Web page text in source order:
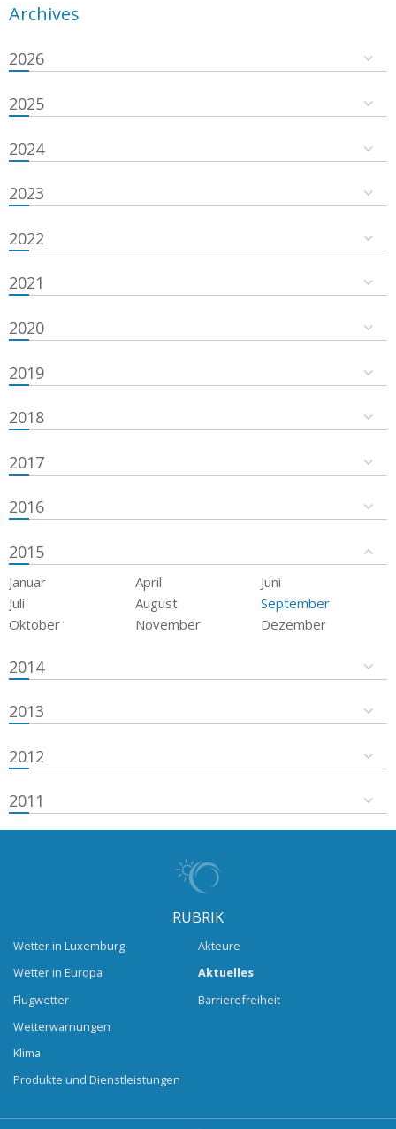
Archives
2026
2025
2024
2023
2022
2021
2020
2019
2018
2017
2016
2015
Januar April
Juni
Juli
August
September
Oktober
November Dezember
2014
2013
2012
2011
RUBRIK
Wetter in Luxemburg
Wetter in Europa
Flugwetter
Wetterwarnungen
Klima
Produkte und Dienstleistungen
Akteure
Aktuelles
Barrierefreiheit